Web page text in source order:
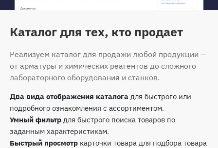
Каталог для тех, кто продает
Реализуем каталог для продажи любой продукции —
от арматуры и химических реагентов до сложного
лабораторного оборудования и станков.
Два вида отображения каталога для быстрого или
подробного ознакомления с ассортиментом.
Умный фильтр для быстрого поиска товаров по
заданным характеристикам.
Быстрый просмотр карточки товара для подбора товара